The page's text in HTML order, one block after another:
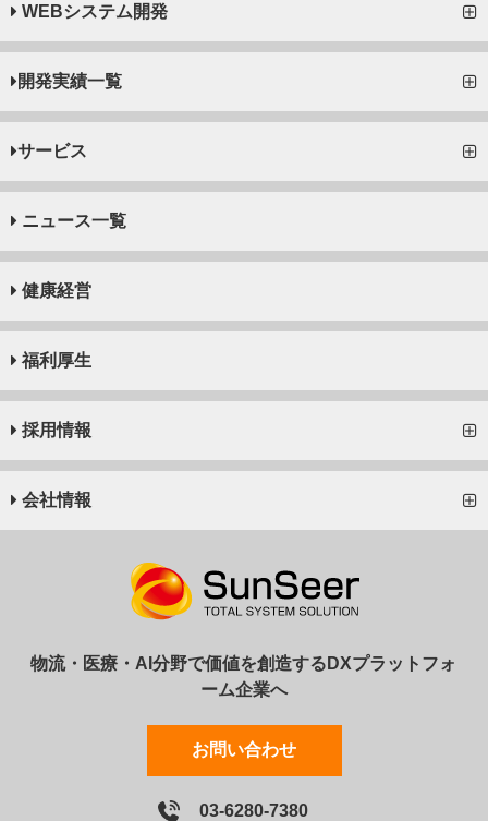
WEBシステム開発
開発実績一覧
サービス
ニュース一覧
健康経営
福利厚生
採用情報
会社情報
物流・医療・AI分野で価値を創造するDXプラットフォ
ーム企業へ
お問い合わせ
03-6280-7380